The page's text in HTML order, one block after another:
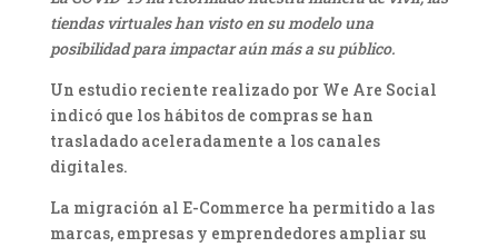
tiendas virtuales han visto en su modelo una
posibilidad para impactar aún más a su público.
Un estudio reciente realizado por We Are Social
indicó que los hábitos de compras se han
trasladado aceleradamente a los canales
digitales.
La migración al E-Commerce ha permitido a las
marcas, empresas y emprendedores ampliar su